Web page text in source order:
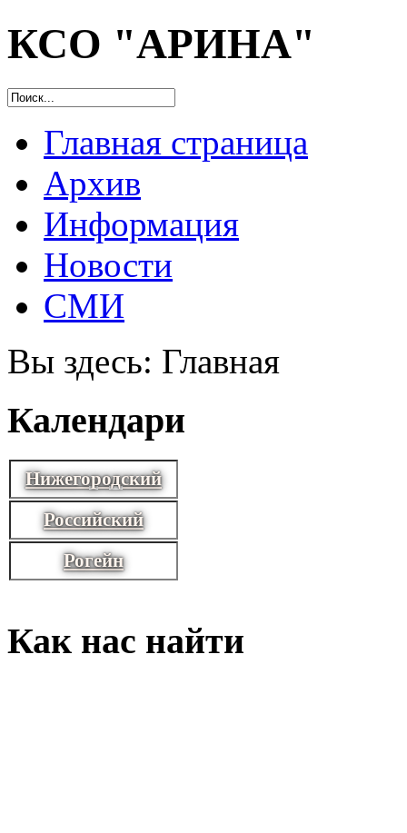
КСО "АРИНА"
Главная страница
Архив
Информация
Новости
СМИ
Вы здесь: Главная
Календари
Нижегородский
Российский
Рогейн
Как нас найти